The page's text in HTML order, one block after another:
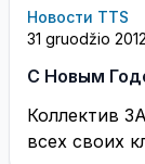
Новости TTS
31 gruodžio 2012
С Новым
Коллектив
всех своих